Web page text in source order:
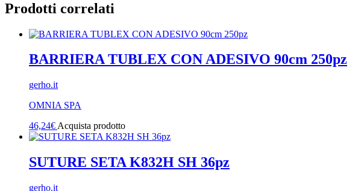
Prodotti correlati
BARRIERA TUBLEX CON ADESIVO 90cm 250pz
gerho.it
OMNIA SPA
46,24€ Acquista prodotto
SUTURE SETA K832H SH 36pz
gerho.it